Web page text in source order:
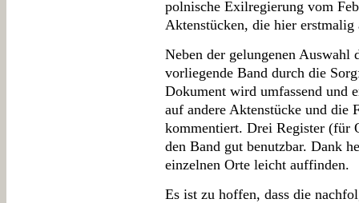
polnische Exilregierung vom
Aktenstücken, die hier
Neben der gelungenen Auswahl
vorliegende Band durch die
Dokument wird umfassend und
auf andere Aktenstücke und die
kommentiert. Drei Register (für
den Band gut benutzbar. Dank
einzelnen Orte leicht auffinden.
Es ist zu hoffen, dass die